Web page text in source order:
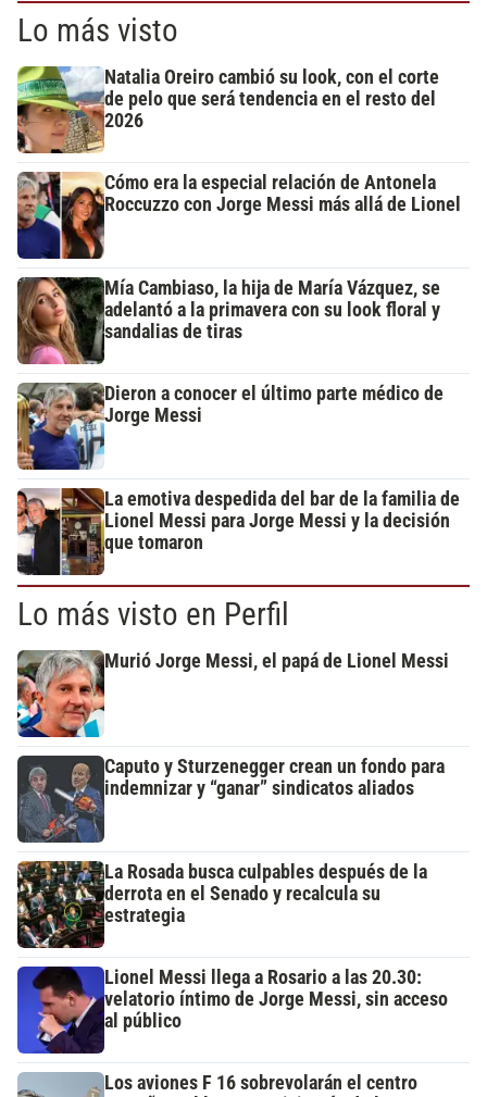
Lo más visto
Natalia Oreiro cambió su look, con el corte
de pelo que será tendencia en el resto del
2026
Cómo era la especial relación de Antonela
Roccuzzo con Jorge Messi más allá de Lionel
Mía Cambiaso, la hija de María Vázquez, se
adelantó a la primavera con su look floral y
sandalias de tiras
Dieron a conocer el último parte médico de
Jorge Messi
La emotiva despedida del bar de la familia de
Lionel Messi para Jorge Messi y la decisión
que tomaron
Lo más visto en Perfil
Murió Jorge Messi, el papá de Lionel Messi
Caputo y Sturzenegger crean un fondo para
indemnizar y “ganar” sindicatos aliados
La Rosada busca culpables después de la
derrota en el Senado y recalcula su
estrategia
Lionel Messi llega a Rosario a las 20.30:
velatorio íntimo de Jorge Messi, sin acceso
al público
Los aviones F 16 sobrevolarán el centro